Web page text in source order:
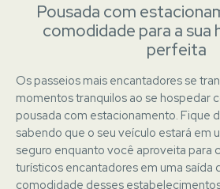
Pousada com
comodidade para a sua
perfeita
Os passeios mais encantadores se
momentos tranquilos ao se hospedar
pousada com estacionamento. Fique
sabendo que o seu veículo estará em
seguro enquanto você aproveita para
turísticos encantadores em uma saída
comodidade desses